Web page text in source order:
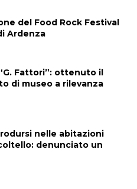
del Food Rock Festival
Ardenza
Fattori”: ottenuto il
di museo a rilevanza
nelle abitazioni
denunciato un